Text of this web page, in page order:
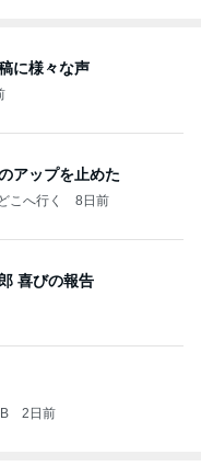
に様々な声
アップを止めた
こへ行く 8日前
喜びの報告
2日前